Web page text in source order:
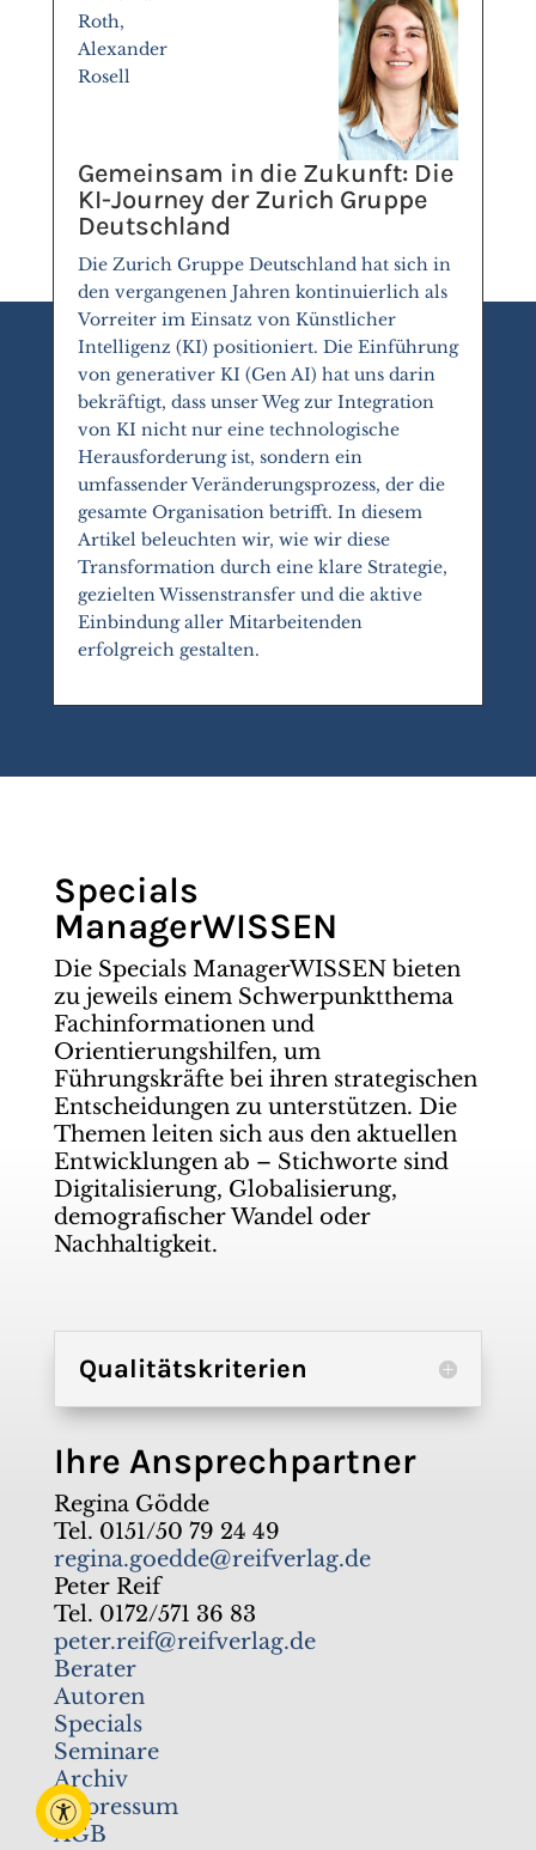
Roth,
Alexander
Rosell
Gemeinsam in die Zukunft: Die
KI-Journey der Zurich Gruppe
Deutschland
Die Zurich Gruppe Deutschland hat sich in
den vergangenen Jahren kontinuierlich als
Vorreiter im Einsatz von Künstlicher
Intelligenz (KI) positioniert. Die Einführung
von generativer KI (Gen AI) hat uns darin
bekräftigt, dass unser Weg zur Integration
von KI nicht nur eine technologische
Herausforderung ist, sondern ein
umfassender Veränderungsprozess, der die
gesamte Organisation betrifft. In diesem
Artikel beleuchten wir, wie wir diese
Transformation durch eine klare Strategie,
gezielten Wissenstransfer und die aktive
Einbindung aller Mitarbeitenden
erfolgreich gestalten.
Specials
ManagerWISSEN
Die Specials ManagerWISSEN bieten
zu jeweils einem Schwerpunktthema
Fachinformationen und
Orientierungshilfen, um
Führungskräfte bei ihren strategischen
Entscheidungen zu unterstützen. Die
Themen leiten sich aus den aktuellen
Entwicklungen ab – Stichworte sind
Digitalisierung, Globalisierung,
demografischer Wandel oder
Nachhaltigkeit.
Qualitätskriterien
Ihre Ansprechpartner
Regina Gödde
Tel. 0151/50 79 24 49
regina.goedde@reifverlag.de
Peter Reif
Tel. 0172/571 36 83
peter.reif@reifverlag.de
Berater
Autoren
Specials
Seminare
Archiv
Impressum
AGB